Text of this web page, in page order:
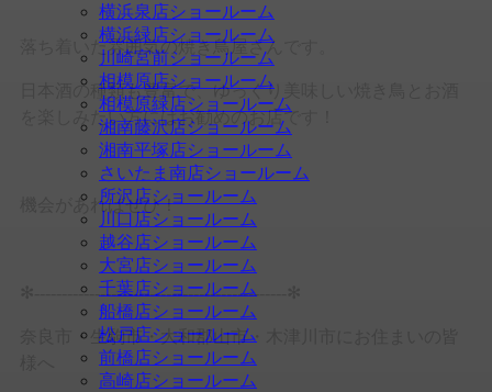
横浜泉店ショールーム
横浜緑店ショールーム
川崎宮前ショールーム
相模原店ショールーム
相模原緑店ショールーム
湘南藤沢店ショールーム
湘南平塚店ショールーム
さいたま南店ショールーム
所沢店ショールーム
川口店ショールーム
越谷店ショールーム
大宮店ショールーム
千葉店ショールーム
船橋店ショールーム
松戸店ショールーム
前橋店ショールーム
高崎店ショールーム
落ち着いた雰囲気の焼き鳥屋さんです。
日本酒の種類も豊富で、ゆっくり美味しい焼き鳥とお酒
を楽しみたい方にはお勧めのお店です！
機会があればぜひ！
✻----------------------------------------------✻
奈良市・生駒市・大和郡山市・木津川市にお住まいの皆